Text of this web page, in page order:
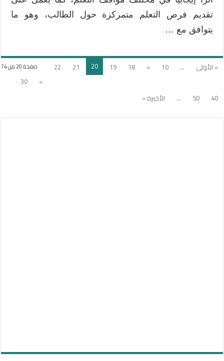
تقديم فرص التعلم متمركزة حول الطالب، وهو ما
يتوافق مع …
صفحة 20 من 74 « الأولى ...
10
«
18
19
20
21
22
»
30
40
50
... الأخيرة »